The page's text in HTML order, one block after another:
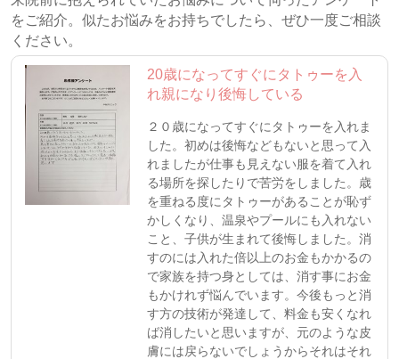
をご紹介。似たお悩みをお持ちでしたら、ぜひ一度ご相談
ください。
20歳になってすぐにタトゥーを入
れ親になり後悔している
２０歳になってすぐにタトゥーを入れま
した。初めは後悔などもないと思って入
れましたが仕事も見えない服を着て入れ
る場所を探したりで苦労をしました。歳
を重ねる度にタトゥーがあることが恥ず
かしくなり、温泉やプールにも入れない
こと、子供が生まれて後悔しました。消
すのには入れた倍以上のお金もかかるの
で家族を持つ身としては、消す事にお金
もかけれず悩んでいます。今後もっと消
す方の技術が発達して、料金も安くなれ
ば消したいと思いますが、元のような皮
膚には戻らないでしょうからそれはそれ